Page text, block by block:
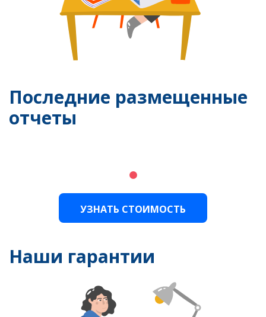
Последние размещенные
отчеты
УЗНАТЬ СТОИМОСТЬ
Наши гарантии